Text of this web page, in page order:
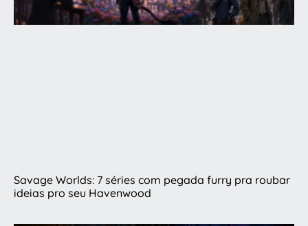
Savage Worlds: 7 séries com pegada furry pra roubar
ideias pro seu Havenwood